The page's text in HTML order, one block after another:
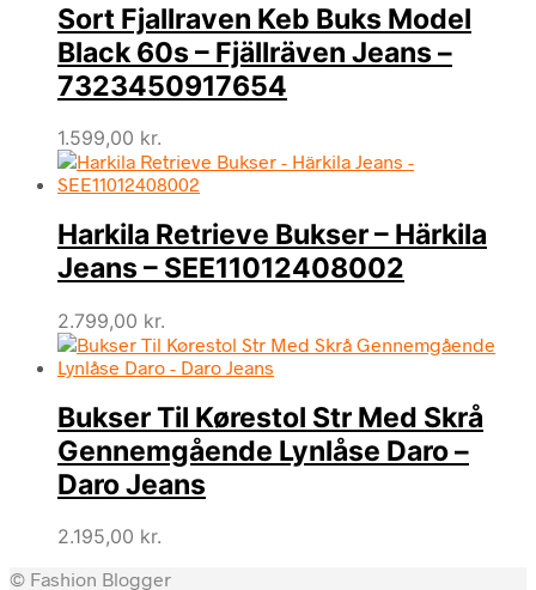
Sort Fjallraven Keb Buks Model
Black 60s – Fjällräven Jeans –
7323450917654
1.599,00 kr.
Harkila Retrieve Bukser – Härkila
Jeans – SEE11012408002
2.799,00 kr.
Bukser Til Kørestol Str Med Skrå
Gennemgående Lynlåse Daro –
Daro Jeans
2.195,00 kr.
© Fashion Blogger